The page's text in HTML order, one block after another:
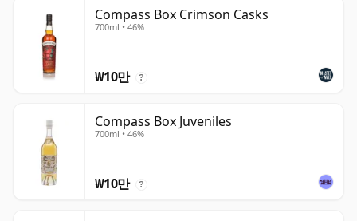
Compass Box Crimson Casks
700ml • 46%
₩10만 ?
Compass Box Juveniles
700ml • 46%
₩10만 ?